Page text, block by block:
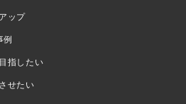
ップ
例
指したい
せたい